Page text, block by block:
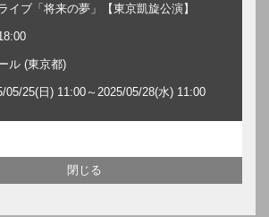
イブ「将来の夢」【東京凱旋公演】
ル (東京都)
05/25(日) 11:00～2025/05/28(水) 11:00